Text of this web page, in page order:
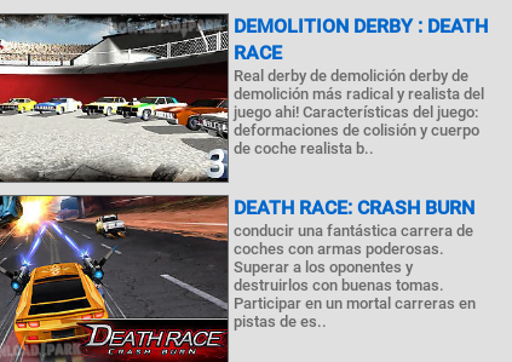
DEMOLITION DERBY : DEATH
RACE
Real derby de demolición derby de
demolición más radical y realista del
juego ahi! Características del juego:
deformaciones de colisión y cuerpo
de coche realista b..
DEATH RACE: CRASH BURN
conducir una fantástica carrera de
coches con armas poderosas.
Superar a los oponentes y
destruirlos con buenas tomas.
Participar en un mortal carreras en
pistas de es..